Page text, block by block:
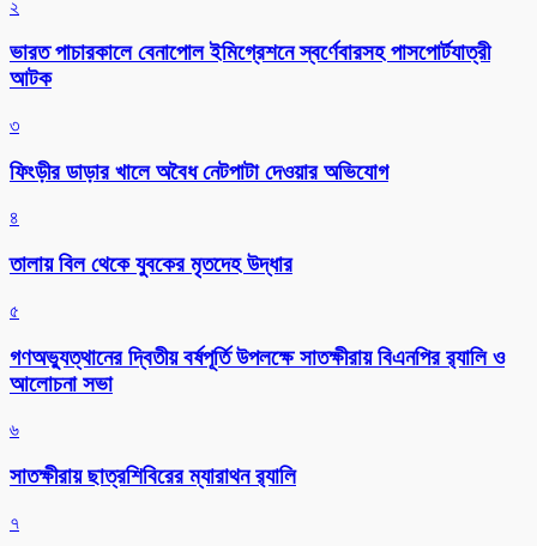
২
ভারত পাচারকালে বেনাপোল ইমিগ্রেশনে স্বর্ণেবারসহ পাসপোর্টযাত্রী
আটক
৩
ফিংড়ীর ডাড়ার খালে অবৈধ নেটপাটা দেওয়ার অভিযোগ
৪
তালায় বিল থেকে যুবকের মৃতদেহ উদ্ধার
৫
গণঅভ্যুত্থানের দ্বিতীয় বর্ষপূর্তি উপলক্ষে সাতক্ষীরায় বিএনপির র‌্যালি ও
আলোচনা সভা
৬
সাতক্ষীরায় ছাত্রশিবিরের ম্যারাথন র‌্যালি
৭